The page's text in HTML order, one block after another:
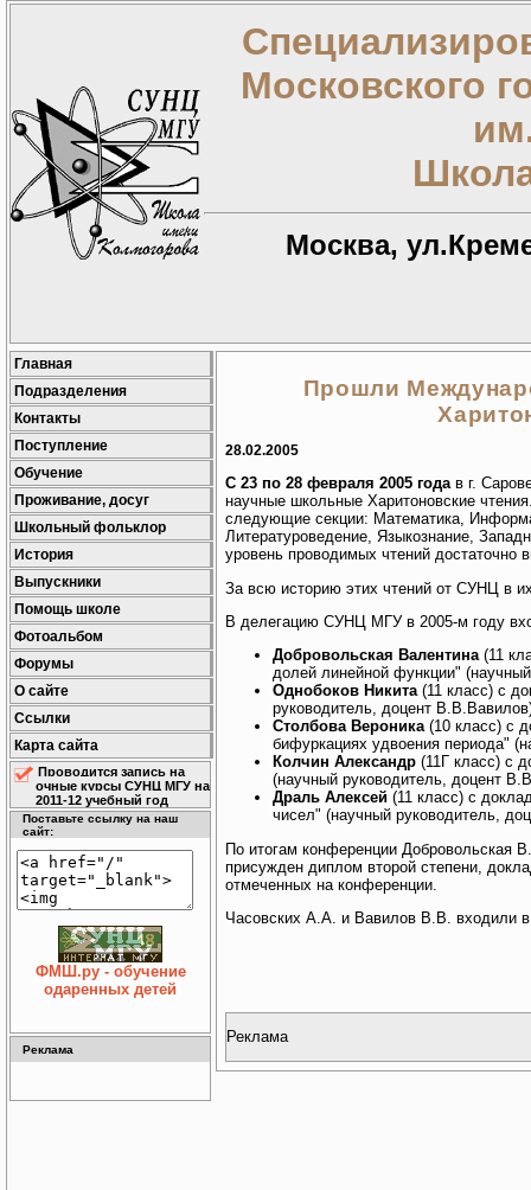
Московского
Москва,
Главная
Подразделения
Контакты
Поступление
Обучение
Проживание, досуг
Школьный фольклор
История
Выпускники
Помощь школе
Фотоальбом
Форумы
О сайте
Ссылки
Карта сайта
Проводится запись на
очные курсы СУНЦ МГУ на
2011-12 учебный год
Поставьте ссылку на наш
сайт:
ФМШ.ру - обучение
одаренных детей
Реклама
Прошли
28.02.2005
С 23 по 28 февраля 2005 годав г.
научные школьные Харитоновские
следующие секции: Математика,
Литературоведение, Языкознание,
уровень проводимых чтений достаточно
За всю историю этих чтений от СУНЦ в
В делегацию СУНЦ МГУ в 2005-м году
Добровольская Валентина(11
долей линейной функции"
Однобоков Никита(11 класс) с
руководитель, доцент
Столбова Вероника(10 класс) с
бифуркациях удвоения периода"
Колчин Александр (11Г класс) с
(научный руководитель, доцент
Драль Алексей (11 класс) с
чисел" (научный руководитель,
По итогам конференции Добровольская
присужден диплом второй степени,
отмеченных на конференции.
Часовских А.А. и Вавилов В.В. входили в
Реклама